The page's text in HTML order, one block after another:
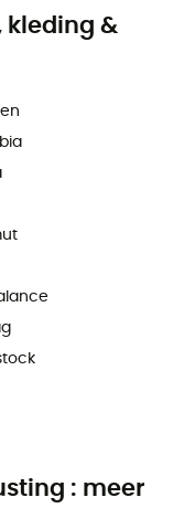
kleding &
: meer